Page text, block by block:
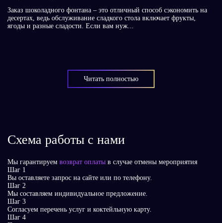
Заказ шоколадного фонтана – это отличный способ сэкономить на
десертах, ведь обслуживание сладкого стола включает фрукты,
ягоды и разные сладости. Если вам нуж...
Читать полностью
Схема работы с нами
Мы гарантируем возврат оплаты в случае отмены мероприятия
Шаг 1
Вы оставляете запрос на сайте или по телефону.
Шаг 2
Мы составляем индивидуальное предложение.
Шаг 3
Согласуем перечень услуг и коктейльную карту.
Шаг 4